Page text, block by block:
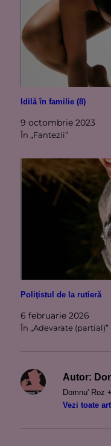
Idilă în familie (8)
9 octombrie 2023
În „Fantezii”
Poliţistul de la rutieră
6 februarie 2026
În „Adevarate (partial)”
Autor:
Domnu' Roz
Vezi toate